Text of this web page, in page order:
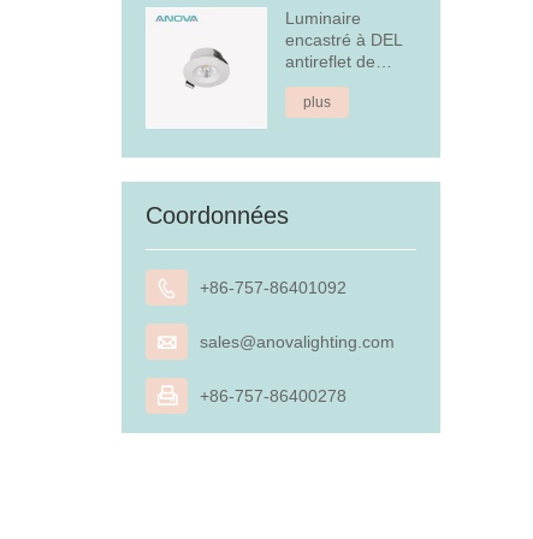
Luminaire
encastré à DEL
antireflet de
4,5 W
plus
Coordonnées
 +86-757-86401092
 sales@anovalighting.com
 +86-757-86400278